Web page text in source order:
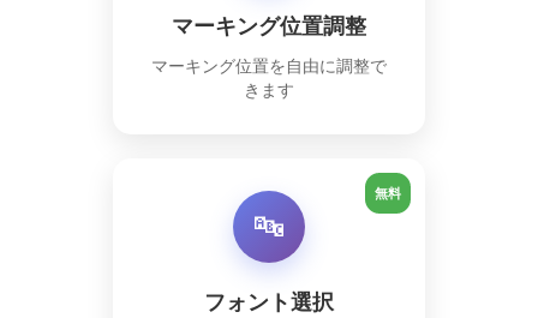
マーキング位置調整
マーキング位置を自由に調整で
きます
無料
🔤
フォント選択